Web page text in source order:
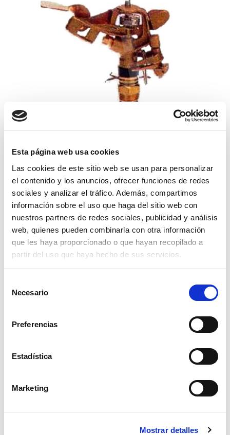
Esta página web usa cookies
Las cookies de este sitio web se usan para personalizar
el contenido y los anuncios, ofrecer funciones de redes
sociales y analizar el tráfico. Además, compartimos
información sobre el uso que haga del sitio web con
nuestros partners de redes sociales, publicidad y análisis
web, quienes pueden combinarla con otra información
que les haya proporcionado o que hayan recopilado a
partir del uso que haya hecho de sus servicios.
Necesario
Preferencias
Estadística
Marketing
Mostrar detalles
aspersor vyr-50 lat. sectorial boq. lat.
19,75€ comprar